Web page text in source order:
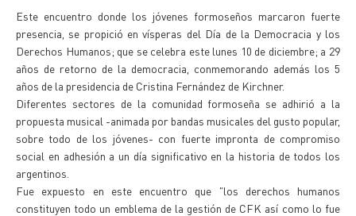
Este encuentro donde los jóvenes formoseños marcaron fuerte
presencia, se propició en vísperas del Día de la Democracia y los
Derechos Humanos; que se celebra este lunes 10 de diciembre; a 29
años de retorno de la democracia, conmemorando además los 5
años de la presidencia de Cristina Fernández de Kirchner.
Diferentes sectores de la comunidad formoseña se adhirió a la
propuesta musical -animada por bandas musicales del gusto popular,
sobre todo de los jóvenes- con fuerte impronta de compromiso
social en adhesión a un día significativo en la historia de todos los
argentinos.
Fue expuesto en este encuentro que "los derechos humanos
constituyen todo un emblema de la gestión de CFK así como lo fue